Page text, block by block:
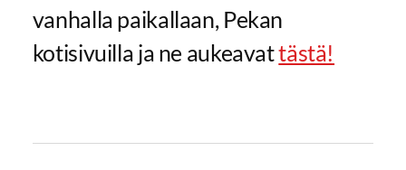
vanhalla paikallaan, Pekan
kotisivuilla ja ne aukeavattästä!